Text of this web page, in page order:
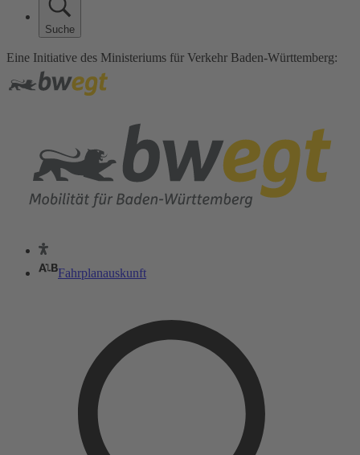
Suche
Eine Initiative des Ministeriums für Verkehr Baden-Württemberg:
Fahrplanauskunft